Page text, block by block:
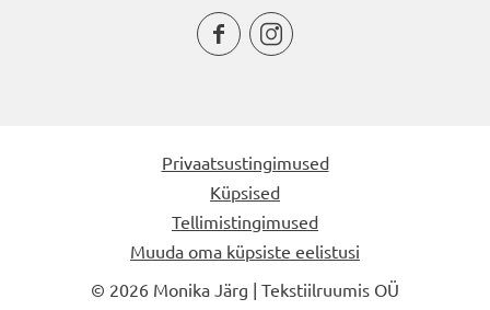
 
Privaatsustingimused
Küpsised
Tellimistingimused
Muuda oma küpsiste eelistusi
© 2026 Monika Järg | Tekstiilruumis OÜ